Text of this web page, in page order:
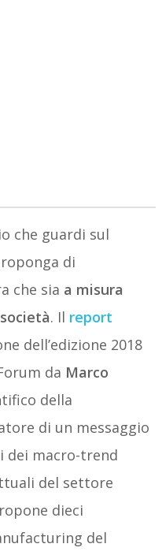
che guardi sul
di
che sia a misura
. Il report
dell’edizione 2018
da Marco
della
di un messaggio
dei macro-trend
del settore
dieci
del